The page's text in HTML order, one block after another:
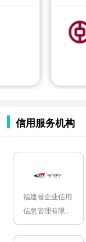
信用服务机构
福建省企业信用
信息管理有限公
司